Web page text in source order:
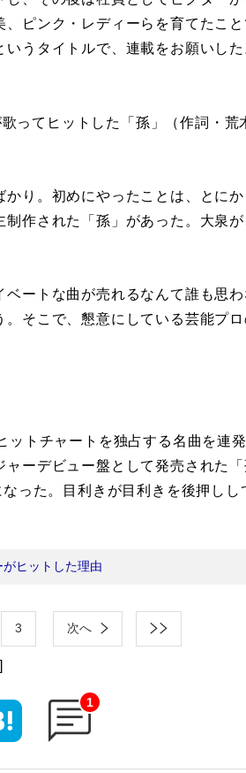
ピンク・レディーらを育てたこと
うタイトルで、連載をお願いした
ってヒットした「孫」（作詞・荒
り。初めにやったことは、とにか
作された「孫」があった。大泉が
ートな曲が売れるなんて誰も思わ
そこで、懇意にしている芸能プロ
トチャートを独占する名曲を連
ーデビュー盤として発売された「
った。目利きが目利きを後押しし
ヒットした理由
3 次へ
1